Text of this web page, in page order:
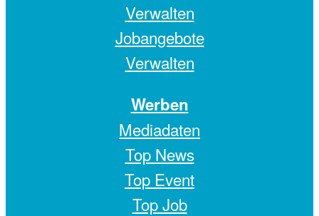
Verwalten
Jobangebote
Verwalten
Werben
Mediadaten
Top News
Top Event
Top Job